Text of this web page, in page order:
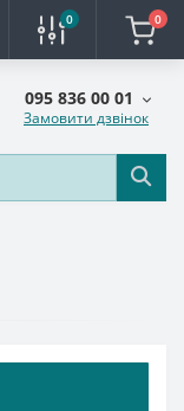
0 0
095 836 00 01
Замовити дзвінок